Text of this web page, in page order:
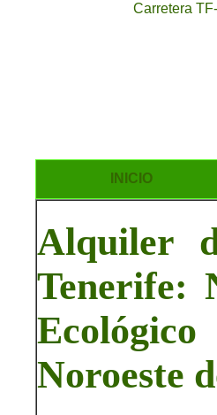
Carretera
INICIO
Alquiler
Tenerife:
Noroeste